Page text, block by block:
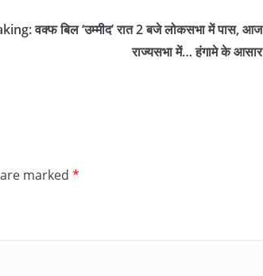
वक्फ बिल ‘उम्मीद’ रात 2 बजे लोकसभा में पास, आज
राज्यसभा में… हंगामे के आसार
marked *